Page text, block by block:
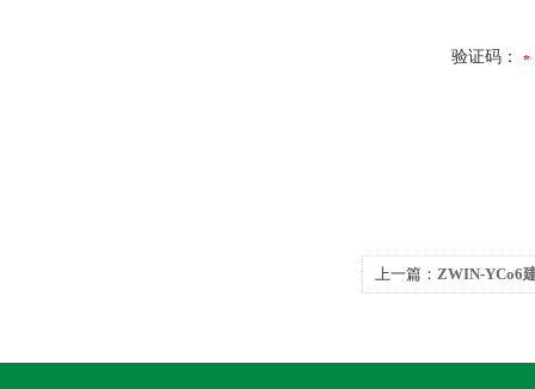
验证码：
上一篇： ZWIN-YCo6